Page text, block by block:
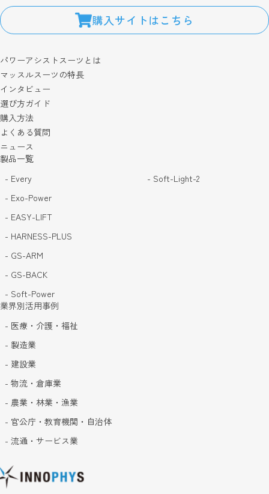
購入サイトはこちら
パワーアシストスーツとは
マッスルスーツの特長
インタビュー
選び方ガイド
購入方法
よくある質問
ニュース
製品一覧
- Every
- Exo-Power
- EASY-LIFT
- HARNESS-PLUS
- GS-ARM
- GS-BACK
- Soft-Power
- Soft-Light-2
業界別活用事例
- 医療・介護・福祉
- 製造業
- 建設業
- 物流・倉庫業
- 農業・林業・漁業
- 官公庁・教育機関・自治体
- 流通・サービス業